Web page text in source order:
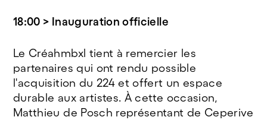
18:00 > Inauguration officielle
Le Créahmbxl tient à remercier les
partenaires qui ont rendu possible
l'acquisition du 224 et offert un espace
durable aux artistes. À cette occasion,
Matthieu de Posch représentant de Ceperive